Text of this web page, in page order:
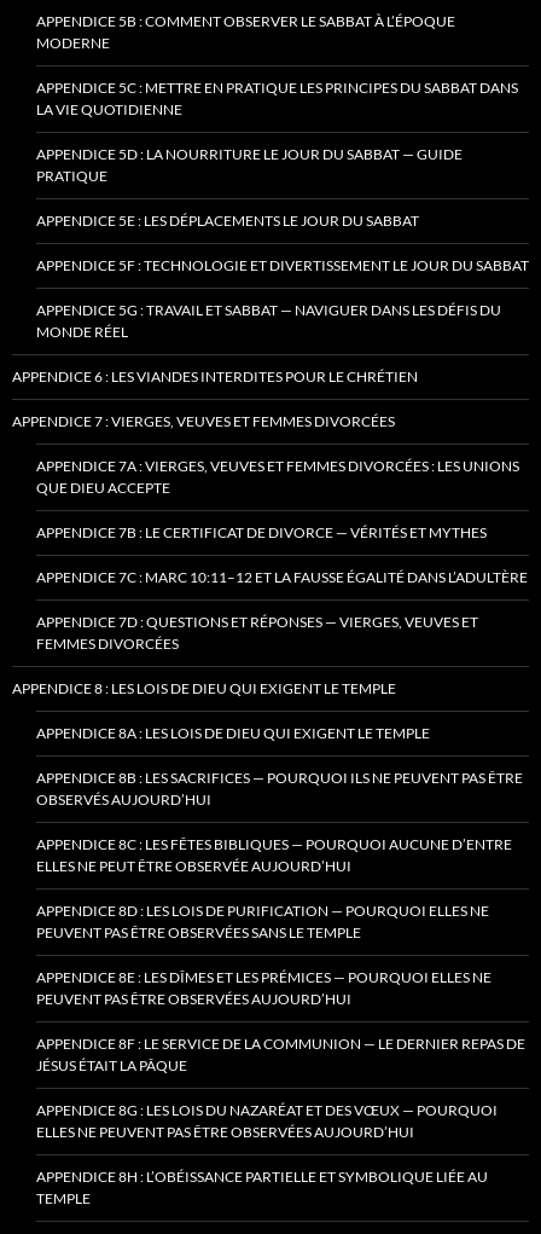
APPENDICE 5B : COMMENT OBSERVER LE SABBAT À L’ÉPOQUE
MODERNE
APPENDICE 5C : METTRE EN PRATIQUE LES PRINCIPES DU SABBAT DANS
LA VIE QUOTIDIENNE
APPENDICE 5D : LA NOURRITURE LE JOUR DU SABBAT — GUIDE
PRATIQUE
APPENDICE 5E : LES DÉPLACEMENTS LE JOUR DU SABBAT
APPENDICE 5F : TECHNOLOGIE ET DIVERTISSEMENT LE JOUR DU SABBAT
APPENDICE 5G : TRAVAIL ET SABBAT — NAVIGUER DANS LES DÉFIS DU
MONDE RÉEL
APPENDICE 6 : LES VIANDES INTERDITES POUR LE CHRÉTIEN
APPENDICE 7 : VIERGES, VEUVES ET FEMMES DIVORCÉES
APPENDICE 7A : VIERGES, VEUVES ET FEMMES DIVORCÉES : LES UNIONS
QUE DIEU ACCEPTE
APPENDICE 7B : LE CERTIFICAT DE DIVORCE — VÉRITÉS ET MYTHES
APPENDICE 7C : MARC 10:11–12 ET LA FAUSSE ÉGALITÉ DANS L’ADULTÈRE
APPENDICE 7D : QUESTIONS ET RÉPONSES — VIERGES, VEUVES ET
FEMMES DIVORCÉES
APPENDICE 8 : LES LOIS DE DIEU QUI EXIGENT LE TEMPLE
APPENDICE 8A : LES LOIS DE DIEU QUI EXIGENT LE TEMPLE
APPENDICE 8B : LES SACRIFICES — POURQUOI ILS NE PEUVENT PAS ÊTRE
OBSERVÉS AUJOURD’HUI
APPENDICE 8C : LES FÊTES BIBLIQUES — POURQUOI AUCUNE D’ENTRE
ELLES NE PEUT ÊTRE OBSERVÉE AUJOURD’HUI
APPENDICE 8D : LES LOIS DE PURIFICATION — POURQUOI ELLES NE
PEUVENT PAS ÊTRE OBSERVÉES SANS LE TEMPLE
APPENDICE 8E : LES DÎMES ET LES PRÉMICES — POURQUOI ELLES NE
PEUVENT PAS ÊTRE OBSERVÉES AUJOURD’HUI
APPENDICE 8F : LE SERVICE DE LA COMMUNION — LE DERNIER REPAS DE
JÉSUS ÉTAIT LA PÂQUE
APPENDICE 8G : LES LOIS DU NAZARÉAT ET DES VŒUX — POURQUOI
ELLES NE PEUVENT PAS ÊTRE OBSERVÉES AUJOURD’HUI
APPENDICE 8H : L’OBÉISSANCE PARTIELLE ET SYMBOLIQUE LIÉE AU
TEMPLE